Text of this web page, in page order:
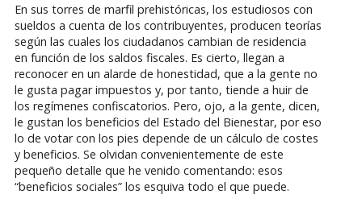
En sus torres de marfil prehistóricas, los estudiosos con
sueldos a cuenta de los contribuyentes, producen teorías
según las cuales los ciudadanos cambian de residencia
en función de los saldos fiscales. Es cierto, llegan a
reconocer en un alarde de honestidad, que a la gente no
le gusta pagar impuestos y, por tanto, tiende a huir de
los regímenes confiscatorios. Pero, ojo, a la gente, dicen,
le gustan los beneficios del Estado del Bienestar, por eso
lo de votar con los pies depende de un cálculo de costes
y beneficios. Se olvidan convenientemente de este
pequeño detalle que he venido comentando: esos
“beneficios sociales” los esquiva todo el que puede.